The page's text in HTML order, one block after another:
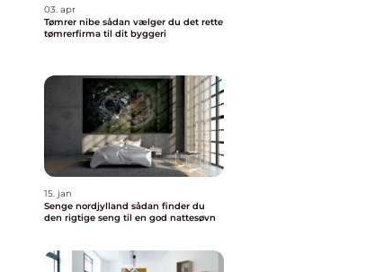
03. apr
Tømrer nibe sådan vælger du det rette
tømrerfirma til dit byggeri
15. jan
Senge nordjylland sådan finder du
den rigtige seng til en god nattesøvn